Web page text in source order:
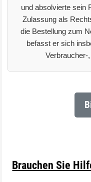
und absolvierte sein
Zulassung als
die Bestellung zum
befasst er sich
Verbraucher-
Brauchen Sie